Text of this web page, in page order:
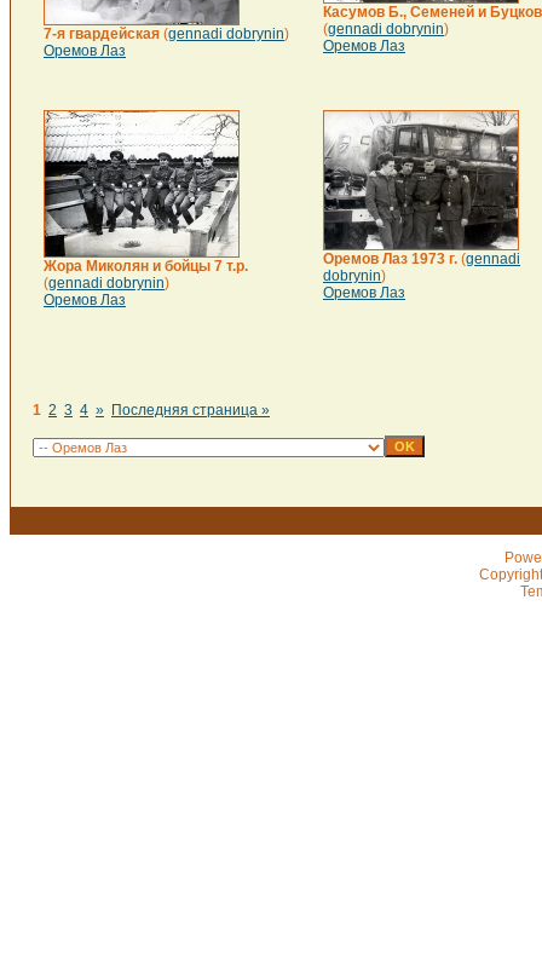
7-я гвардейская (gennadi dobrynin)
Оремов Лаз
Касумов Б., Семеней и Буцков
(gennadi dobrynin)
Оремов Лаз
Жора Миколян и бойцы 7 т.р.
(gennadi dobrynin)
Оремов Лаз
Оремов Лаз 1973 г. (gennadi
dobrynin)
Оремов Лаз
1 2 3 4 » Последняя страница »